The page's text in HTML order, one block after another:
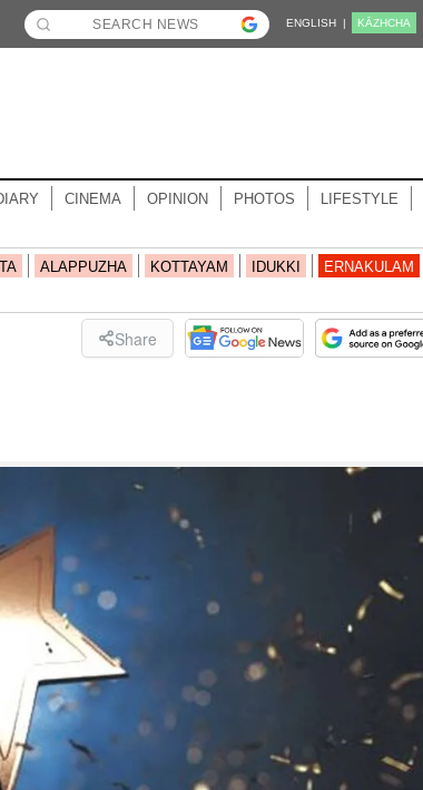
ENGLISH | KĀZHCHA
CINEMA OPINION PHOTOS LIFESTYLE
ALAPPUZHA KOTTAYAM IDUKKI
ERNAKULAM
Share